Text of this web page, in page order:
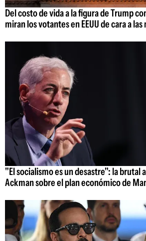
Del costo de vida a la figura de Trump
miran los votantes en EEUU de cara a
"El socialismo es un desastre": la brutal
Ackman sobre el plan económico de